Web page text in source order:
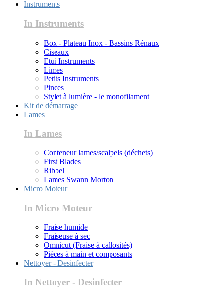
Instruments
In Instruments
Box - Plateau Inox - Bassins Rénaux
Ciseaux
Etui Instruments
Limes
Petits Instruments
Pinces
Stylet à lumière - le monofilament
Kit de démarrage
Lames
In Lames
Conteneur lames/scalpels (déchets)
First Blades
Ribbel
Lames Swann Morton
Micro Moteur
In Micro Moteur
Fraise humide
Fraiseuse à sec
Omnicut (Fraise à callosités)
Pièces à main et composants
Nettoyer - Desinfecter
In Nettoyer - Desinfecter